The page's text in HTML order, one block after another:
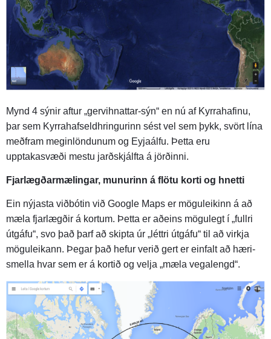
Mynd 4 sýnir aftur „gervihnattar-sýn“ en nú af Kyrrahafinu,
þar sem Kyrrahafseldhringurinn sést vel sem þykk, svört lína
meðfram meginlöndunum og Eyjaálfu. Þetta eru
upptakasvæði mestu jarðskjálfta á jörðinni.
Fjarlægðarmælingar, munurinn á flötu korti og hnetti
Ein nýjasta viðbótin við Google Maps er möguleikinn á að
mæla fjarlægðir á kortum. Þetta er aðeins mögulegt í „fullri
útgáfu“, svo það þarf að skipta úr „léttri útgáfu“ til að virkja
möguleikann. Þegar það hefur verið gert er einfalt að hæri-
smella hvar sem er á kortið og velja „mæla vegalengd“.